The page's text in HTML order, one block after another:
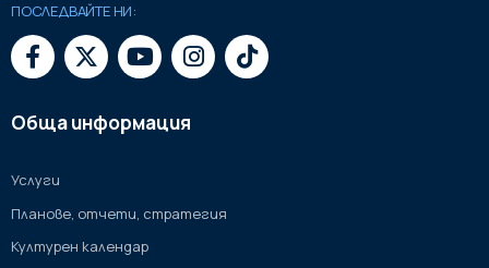
ПОСЛЕДВАЙТЕ НИ:
Обща информация
Услуги
Планове, отчети, стратегия
Културен календар